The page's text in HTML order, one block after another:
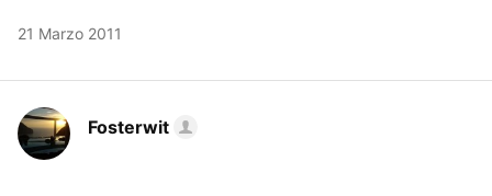
21 Marzo 2011
Fosterwit